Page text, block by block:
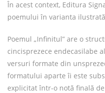
În acest context, Editura
poemului în varianta
Poemul „Infinitul” are o
cincisprezece endecasilabe
versuri formate din
formatului aparte îi este
explicitat într-o notă finală